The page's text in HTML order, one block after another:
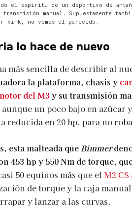
el espíritu de un deportivo de
manual. Supuestamente
kink, no vemos el parecido.
lo hace de nuevo
más sencilla de describir al
la plataforma, chasis y
del M3 y su transmisión
aunque un poco bajo en
reducida en 20 hp, para no
esta malteada que Bimmer
453 hp y 550 Nm de torque,
50 equinos más que el M2
de torque y la caja
y lanzar a las curvas.